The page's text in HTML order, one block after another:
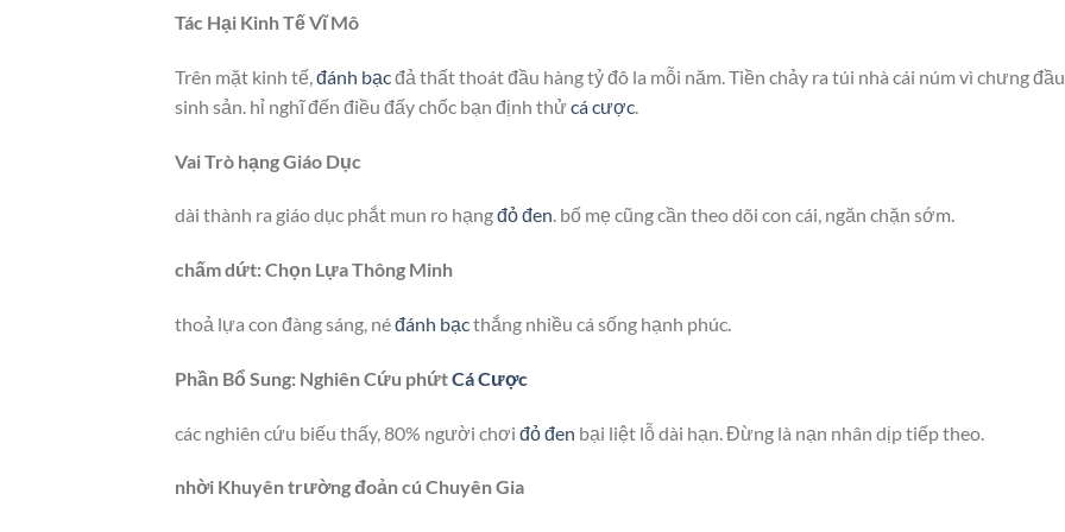
Tác Hại Kinh Tế Vĩ Mô
Trên mặt kinh tế,đánh bạcđả thất thoát đầu hàng tỷ đô la mỗi năm. Tiền chảy ra túi nhà cái núm vì chưng
sinh sản. hỉ nghĩ đến điều đấy chốc bạn định thửcá cược.
Vai Trò hạng Giáo Dục
dài thành ra giáo dục phắt mun ro hạngđỏ đen. bố mẹ cũng cần theo dõi con cái, ngăn chặn sớm.
chấm dứt: Chọn Lựa Thông Minh
thoả lựa con đàng sáng, néđánh bạcthắng nhiều cá sống hạnh phúc.
Phần Bổ Sung: Nghiên Cứu phứtCá Cược
các nghiên cứu biếu thấy, 80% người chơi đỏ đen bại liệt lỗ dài hạn. Đừng là nạn nhân dịp tiếp theo.
nhời Khuyên trường đoản cú Chuyên Gia